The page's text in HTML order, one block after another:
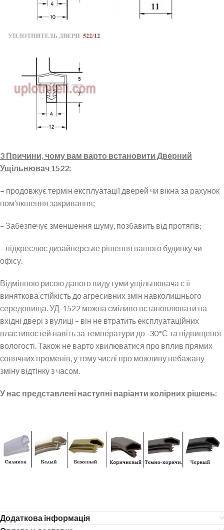
3 Причини, чому вам варто встановити Дверний
Ущільнювач 1522:
– продовжує термін експлуатації дверей чи вікна за рахунок
пом’якшення закривання;
– Забезпечує зменшення шуму, позбавить від протягів;
– підкреслює дизайнерське рішення вашого будинку чи
офісу.
Відмінною рисою даного виду гуми ущільнювача є її
виняткова стійкість до агресивних змін навколишнього
середовища. УД-1522 можна сміливо встановлювати на
вхідні двері з вулиці – він не втратить експлуатаційних
властивостей навіть за температури до -30*С та підвищеної
вологості. Також не варто хвилюватися про вплив прямих
сонячних променів, у тому числі про можливу небажану
зміну відтінку з часом.
У нас представлені наступні варіанти колірних рішень:
Додаткова інформація